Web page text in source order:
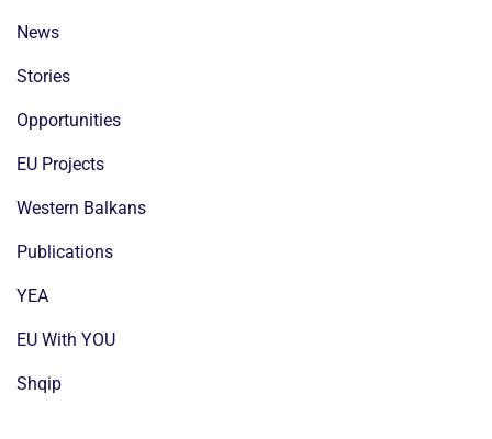
News
Stories
Opportunities
EU Projects
Western Balkans
Publications
YEA
EU With YOU
Shqip